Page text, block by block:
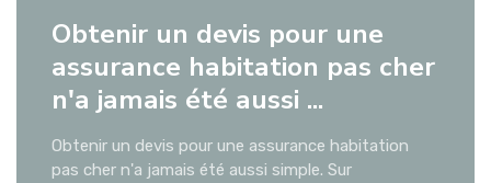
Obtenir un devis pour une
assurance habitation pas cher
n'a jamais été aussi ...
Obtenir un devis pour une assurance habitation
pas cher n'a jamais été aussi simple. Sur